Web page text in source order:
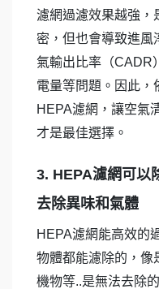
濾網過濾效果越強，
密，但也會導致進風
氣輸出比率（CADR
電量等問題。因此，
HEPA濾網，讓空氣
才是最佳選擇。
3. HEPA濾網可以
去除異味和氣體
HEPA濾網能高效的
物體都能濾除的，像
機物等..是無法去除